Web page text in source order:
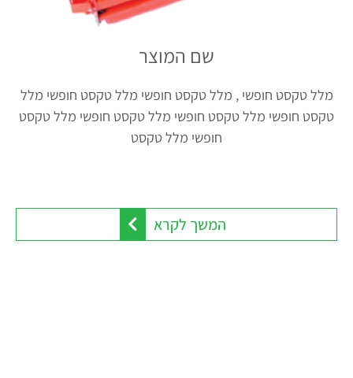
שם המוצר
מלל טקסט חופשי , מלל טקסט חופשי מלל טקסט חופשי מלל
טקסט חופשי מלל טקסט חופשי מלל טקסט חופשי מלל טקסט
חופשי מלל טקסט
המשך לקרא